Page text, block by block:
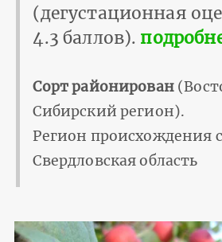
(дегустационная
4.3 баллов).
Сорт районирован
Сибирский регион).
Регион происхождения
Свердловская область